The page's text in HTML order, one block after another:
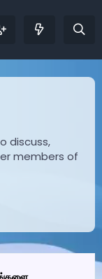
discuss,
members of